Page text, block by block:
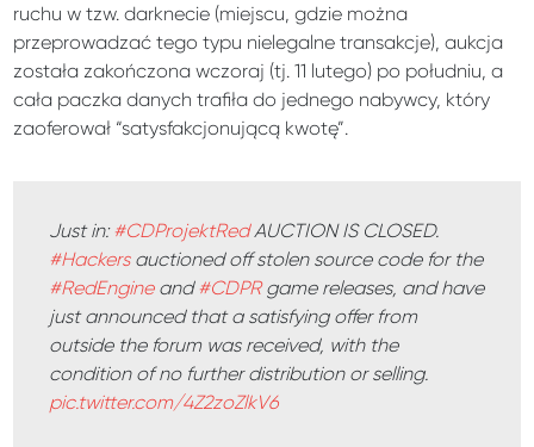
ruchu w tzw. darknecie (miejscu, gdzie można
przeprowadzać tego typu nielegalne transakcje), aukcja
została zakończona wczoraj (tj. 11 lutego) po południu, a
cała paczka danych trafiła do jednego nabywcy, który
zaoferował “satysfakcjonującą kwotę”.
Just in:#CDProjektRedAUCTION IS CLOSED.
#Hackersauctioned off stolen source code for the
#RedEngineand#CDPRgame releases, and have
just announced that a satisfying offer from
outside the forum was received, with the
condition of no further distribution or selling.
pic.twitter.com/4Z2zoZlkV6